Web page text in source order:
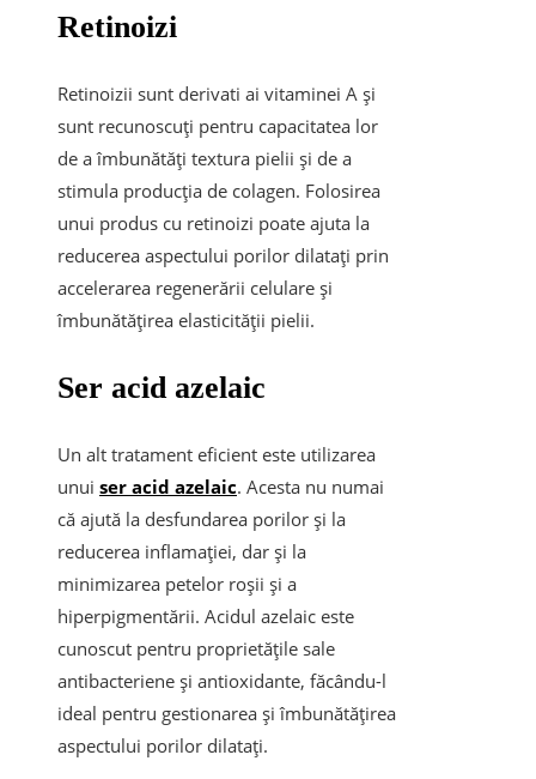
Retinoizi
Retinoizii sunt derivati ai vitaminei A și
sunt recunoscuți pentru capacitatea lor
de a îmbunătăți textura pielii și de a
stimula producția de colagen. Folosirea
unui produs cu retinoizi poate ajuta la
reducerea aspectului porilor dilatați prin
accelerarea regenerării celulare și
îmbunătățirea elasticității pielii.
Ser acid azelaic
Un alt tratament eficient este utilizarea
unui ser acid azelaic. Acesta nu numai
că ajută la desfundarea porilor și la
reducerea inflamației, dar și la
minimizarea petelor roșii și a
hiperpigmentării. Acidul azelaic este
cunoscut pentru proprietățile sale
antibacteriene și antioxidante, făcându-l
ideal pentru gestionarea și îmbunătățirea
aspectului porilor dilatați.